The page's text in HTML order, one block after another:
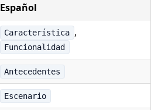
Español
Característica ,
Funcionalidad
Antecedentes
Escenario